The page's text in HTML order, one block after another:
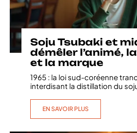
Soju Tsubaki et
démêler l’animé,
et la marque
1965 : la loi sud-coréenne
interdisant la distillation du
EN SAVOIR PLUS